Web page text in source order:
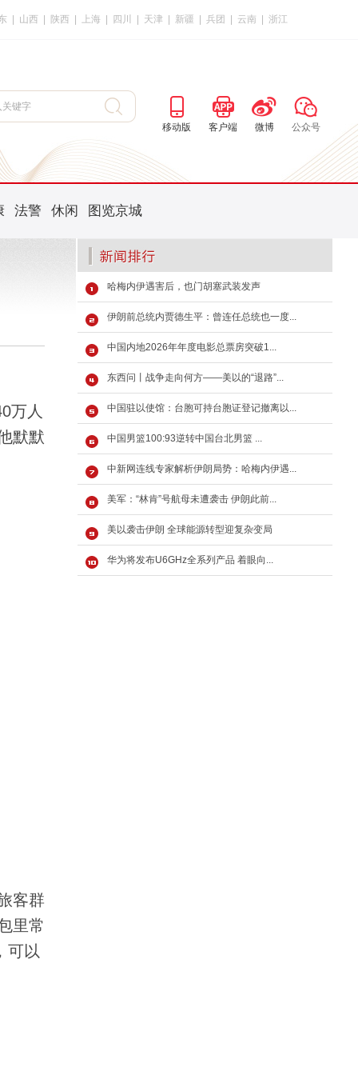
山西 陕西 上海 四川 天津 新疆 兵团 云南 浙江
移动版 客户端 微博 公众号
法警 休闲 图览京城
万人
默默
客群
里常
可以
哈梅内伊遇害后，也门胡塞武装发声
伊朗前总统内贾德生平：曾连任总统也一度...
中国内地2026年年度电影总票房突破1...
东西问丨战争走向何方——美以的“退路”...
中国驻以使馆：台胞可持台胞证登记撤离以...
中国男篮100:93逆转中国台北男篮 ...
中新网连线专家解析伊朗局势：哈梅内伊遇...
美军：“林肯”号航母未遭袭击 伊朗此前...
美以袭击伊朗 全球能源转型迎复杂变局
华为将发布U6GHz全系列产品 着眼向...